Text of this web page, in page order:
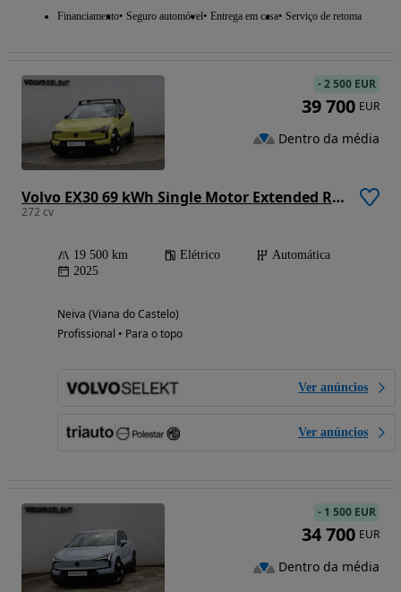
Financiamento Seguro automóvel Entrega em casa Serviço de retoma
Volvo EX30 69 kWh Single Motor Extended Range Ultra
272 cv
19 500 km Elétrico
Automática
2025
Neiva (Viana do Castelo)
Profissional • Para o topo
Ver anúncios
Ver anúncios
-2 500 EUR
39 700 EUR
Dentro da média
- 1 500 EUR
34 700 EUR
Dentro da média